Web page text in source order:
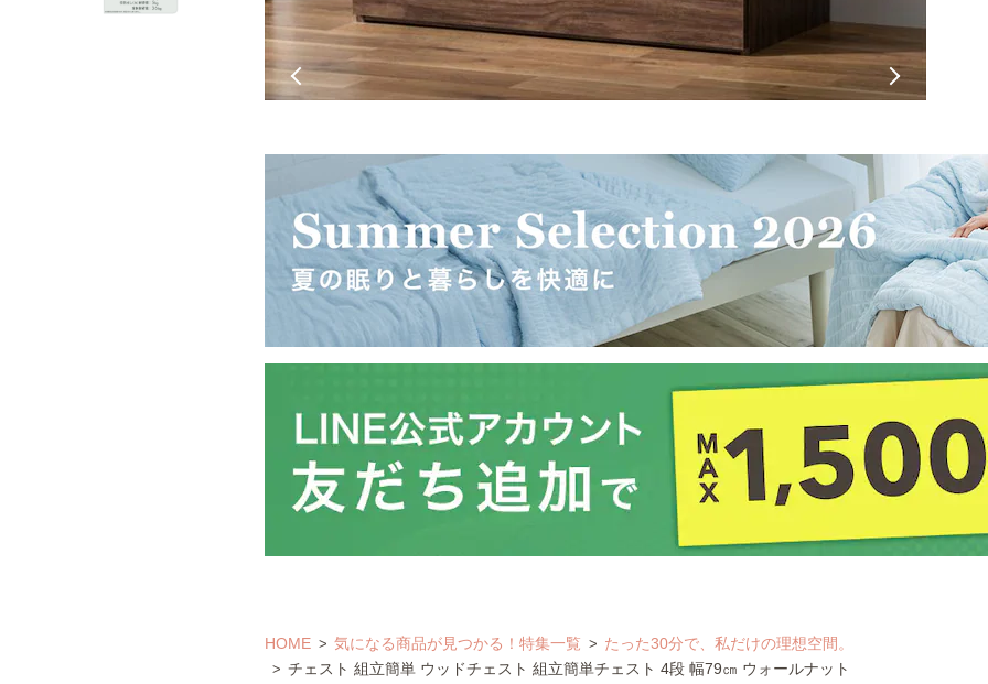
HOME 気になる商品が見つかる！特集一覧
たった30分で、私だけの理想空間。
チェスト 組立簡単 ウッドチェスト 組立簡単チェスト 4段 幅79㎝ ウォールナット